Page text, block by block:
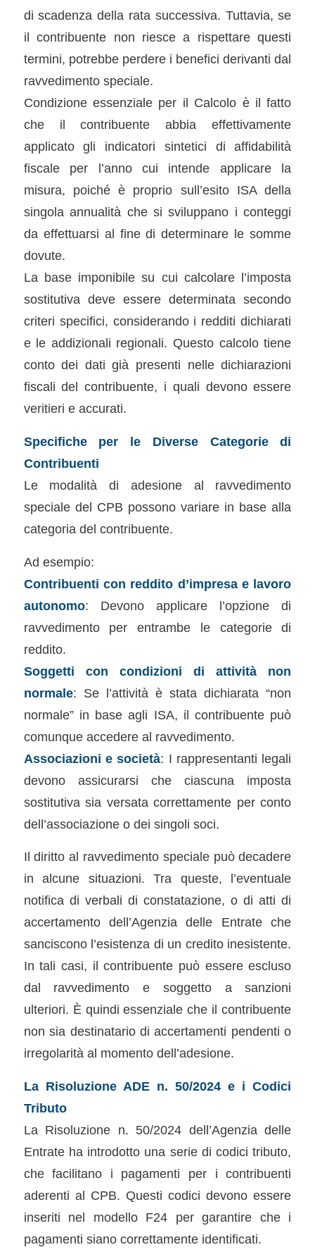
di scadenza della rata successiva. Tuttavia, se
il contribuente non riesce a rispettare questi
termini, potrebbe perdere i benefici derivanti dal
ravvedimento speciale.
Condizione essenziale per il Calcolo è il fatto
che il contribuente abbia effettivamente
applicato gli indicatori sintetici di affidabilità
fiscale per l’anno cui intende applicare la
misura, poiché è proprio sull’esito ISA della
singola annualità che si sviluppano i conteggi
da effettuarsi al fine di determinare le somme
dovute.
La base imponibile su cui calcolare l’imposta
sostitutiva deve essere determinata secondo
criteri specifici, considerando i redditi dichiarati
e le addizionali regionali. Questo calcolo tiene
conto dei dati già presenti nelle dichiarazioni
fiscali del contribuente, i quali devono essere
veritieri e accurati.
Specifiche per le Diverse Categorie di
Contribuenti
Le modalità di adesione al ravvedimento
speciale del CPB possono variare in base alla
categoria del contribuente.
Ad esempio:
Contribuenti con reddito d’impresa e lavoro
autonomo: Devono applicare l’opzione di
ravvedimento per entrambe le categorie di
reddito.
Soggetti con condizioni di attività non
normale: Se l’attività è stata dichiarata “non
normale” in base agli ISA, il contribuente può
comunque accedere al ravvedimento.
Associazioni e società: I rappresentanti legali
devono assicurarsi che ciascuna imposta
sostitutiva sia versata correttamente per conto
dell’associazione o dei singoli soci.
Il diritto al ravvedimento speciale può decadere
in alcune situazioni. Tra queste, l’eventuale
notifica di verbali di constatazione, o di atti di
accertamento dell’Agenzia delle Entrate che
sanciscono l’esistenza di un credito inesistente.
In tali casi, il contribuente può essere escluso
dal ravvedimento e soggetto a sanzioni
ulteriori. È quindi essenziale che il contribuente
non sia destinatario di accertamenti pendenti o
irregolarità al momento dell’adesione.
La Risoluzione ADE n. 50/2024 e i Codici
Tributo
La Risoluzione n. 50/2024 dell’Agenzia delle
Entrate ha introdotto una serie di codici tributo,
che facilitano i pagamenti per i contribuenti
aderenti al CPB. Questi codici devono essere
inseriti nel modello F24 per garantire che i
pagamenti siano correttamente identificati.